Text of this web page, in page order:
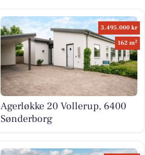
3.495.000 kr
162 m2
Agerløkke 20 Vollerup, 6400
Sønderborg